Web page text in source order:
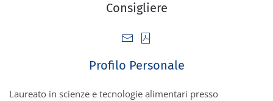
Consigliere
Profilo Personale
Laureato in scienze e tecnologie alimentari presso